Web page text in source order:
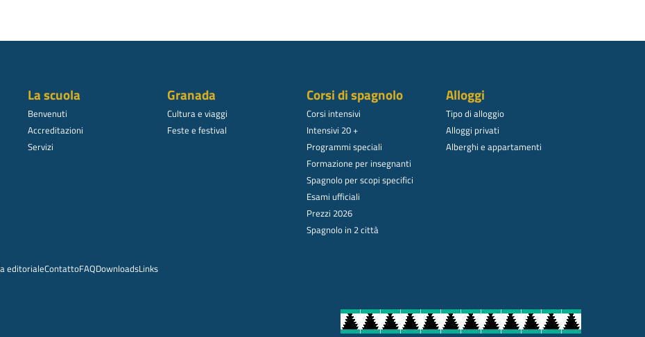
La scuola
Benvenuti
Accreditazioni
Servizi
Granada
Cultura e viaggi
Feste e festival
Corsi di spagnolo
Corsi intensivi
Intensivi 20 +
Programmi speciali
Formazione per insegnanti
Spagnolo per scopi specifici
Esami ufficiali
Prezzi 2026
Spagnolo in 2 città
Alloggi
Tipo di alloggio
Alloggi privati
Alberghi e appartamenti
editorialeContattoFAQDownloadsLinks